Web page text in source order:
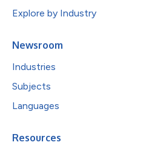
Explore by Industry
Newsroom
Industries
Subjects
Languages
Resources